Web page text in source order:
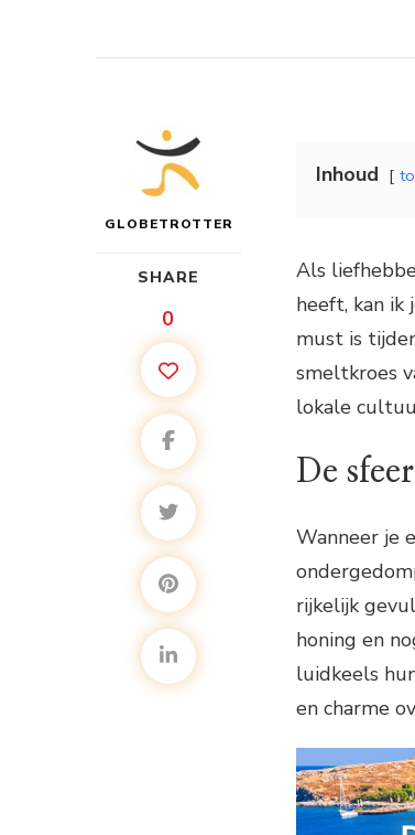
GLOBETROTTER
SHARE
0
Inhoud
Als
heeft, kan ik
must is
smeltkroes
lokale
De
Wanneer je
rijkelijk
honing en
luidkeels
en charme